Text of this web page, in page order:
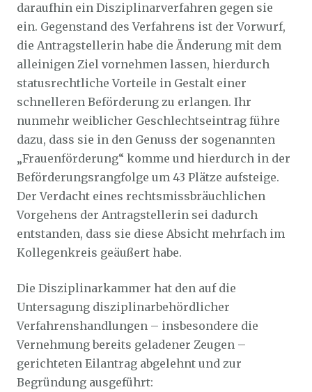
daraufhin ein Disziplinarverfahren gegen sie
ein. Gegenstand des Verfahrens ist der Vorwurf,
die Antragstellerin habe die Änderung mit dem
alleinigen Ziel vornehmen lassen, hierdurch
statusrechtliche Vorteile in Gestalt einer
schnelleren Beförderung zu erlangen. Ihr
nunmehr weiblicher Geschlechtseintrag führe
dazu, dass sie in den Genuss der sogenannten
„Frauenförderung“ komme und hierdurch in der
Beförderungsrangfolge um 43 Plätze aufsteige.
Der Verdacht eines rechtsmissbräuchlichen
Vorgehens der Antragstellerin sei dadurch
entstanden, dass sie diese Absicht mehrfach im
Kollegenkreis geäußert habe.
Die Disziplinarkammer hat den auf die
Untersagung disziplinarbehördlicher
Verfahrenshandlungen – insbesondere die
Vernehmung bereits geladener Zeugen –
gerichteten Eilantrag abgelehnt und zur
Begründung ausgeführt: